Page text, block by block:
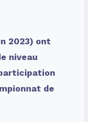
2023) ont
niveau
de